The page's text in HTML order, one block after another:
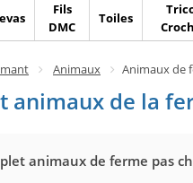
Fils
DMC
Toiles
Animaux Animaux de
animaux de la
animaux de ferme pas